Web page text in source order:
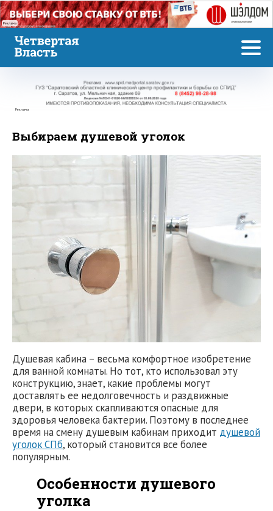
Реклама
Реклама
Выбираем душевой уголок
Душевая кабина – весьма комфортное изобретение
для ванной комнаты. Но тот, кто использовал эту
конструкцию, знает, какие проблемы могут
доставлять ее недолговечность и раздвижные
двери, в которых скапливаются опасные для
здоровья человека бактерии. Поэтому в последнее
время на смену душевым кабинам приходит душевой
уголок СПб, который становится все более
популярным.
Особенности душевого
уголка